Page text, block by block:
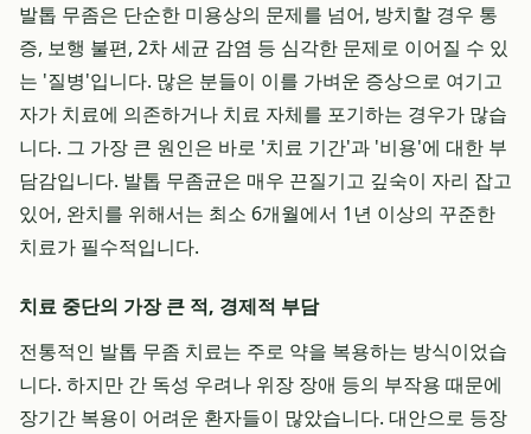
발톱 무좀은 단순한 미용상의 문제를 넘어, 방치할 경우 통
증, 보행 불편, 2차 세균 감염 등 심각한 문제로 이어질 수 있
는 '질병'입니다. 많은 분들이 이를 가벼운 증상으로 여기고
자가 치료에 의존하거나 치료 자체를 포기하는 경우가 많습
니다. 그 가장 큰 원인은 바로 '치료 기간'과 '비용'에 대한 부
담감입니다. 발톱 무좀균은 매우 끈질기고 깊숙이 자리 잡고
있어, 완치를 위해서는 최소 6개월에서 1년 이상의 꾸준한
치료가 필수적입니다.
치료 중단의 가장 큰 적, 경제적 부담
전통적인 발톱 무좀 치료는 주로 약을 복용하는 방식이었습
니다. 하지만 간 독성 우려나 위장 장애 등의 부작용 때문에
장기간 복용이 어려운 환자들이 많았습니다. 대안으로 등장